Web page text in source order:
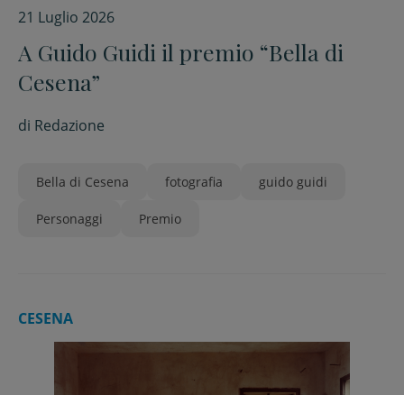
21 Luglio 2026
A Guido Guidi il premio “Bella di
Cesena”
di Redazione
Bella di Cesena fotografia guido guidi
Personaggi Premio
CESENA